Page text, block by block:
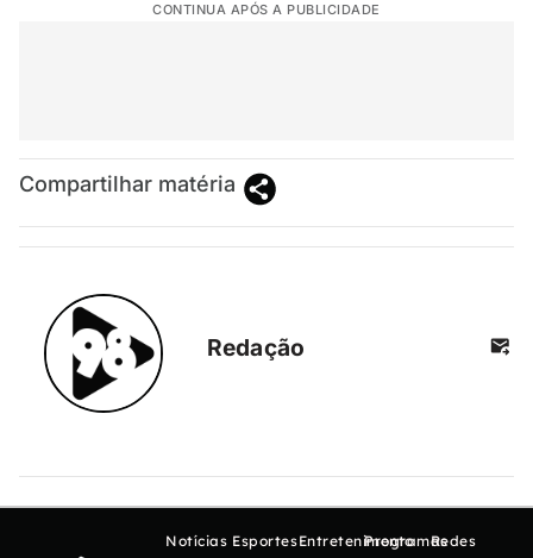
CONTINUA APÓS A PUBLICIDADE
Compartilhar matéria
Redação
Notícias EsportesEntretenimento
ProgramasRedes